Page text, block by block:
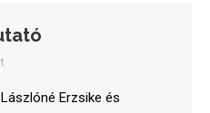
Erzsike és